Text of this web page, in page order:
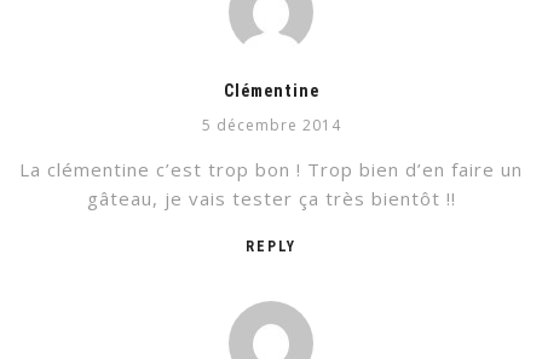
Clémentine
5 décembre 2014
REPLY
La clémentine c’est trop bon ! Trop bien d’en faire un
gâteau, je vais tester ça très bientôt !!